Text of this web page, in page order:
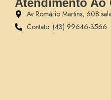
Atendimento Ao
Av Romário Martins, 608
Contato: (43) 99646-3566